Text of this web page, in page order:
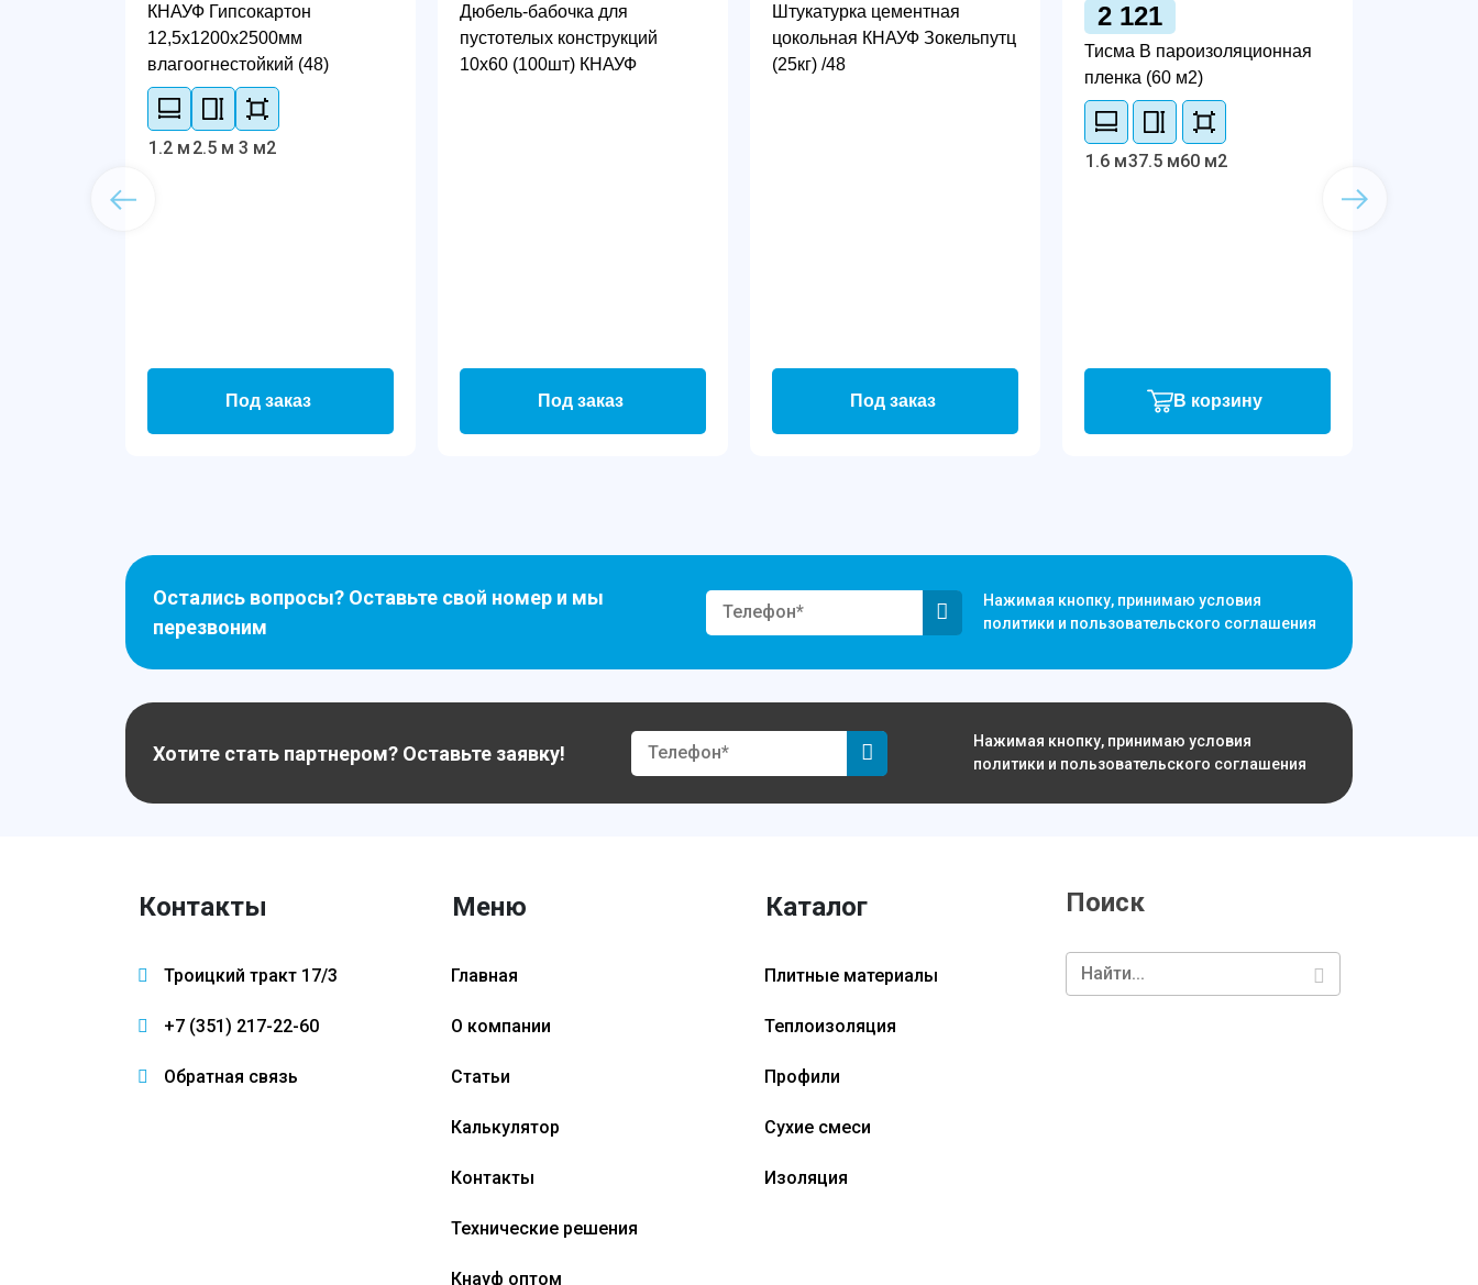
КНАУФ Гипсокартон
12,5х1200х2500мм
влагоогнестойкий (48)
1.2 м 2.5 м 3 м2
Под заказ
Дюбель-бабочка для
пустотелых конструкций
10х60 (100шт) КНАУФ
Под заказ
Штукатурка цементная
цокольная КНАУФ Зокельпутц
(25кг) /48
Под заказ
2 121
Тисма В пароизоляционная
пленка (60 м2)
1.6 м37.5 м60 м2
В корзину
Остались вопросы? Оставьте свой номер и мы
перезвоним
Нажимая кнопку, принимаю условия
политики и пользовательского соглашения
Хотите стать партнером? Оставьте заявку!
Нажимая кнопку, принимаю условия
политики и пользовательского соглашения
Контакты
Троицкий тракт 17/3
+7 (351) 217-22-60
Обратная связь
Меню
Главная
О компании
Статьи
Калькулятор
Контакты
Технические решения
Кнауф оптом
Каталог
Плитные материалы
Теплоизоляция
Профили
Сухие смеси
Изоляция
Поиск